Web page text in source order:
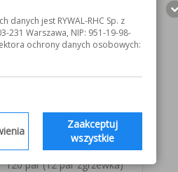
MOST PX300
7, 8, 9, 10, 11
poliester / czarny lateks
120 par (12 par zgrzewka)
danych jest RYWAL-RHC Sp. z
231 Warszawa, NIP: 951-19-98-
ochrony danych osobowych:
Zaakceptuj
wszystkie